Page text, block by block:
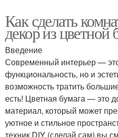
Как сделать
декор из цветной
Введение
Современный интерьер —
функциональность, но и
возможность тратить
есть! Цветная бумага — это
материал, который может
уютное и стильное